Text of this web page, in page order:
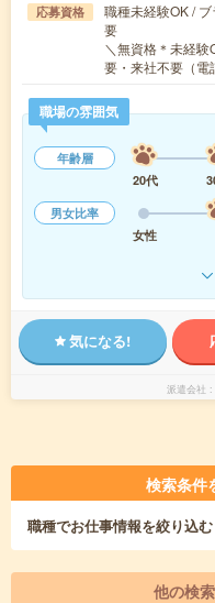
応募資格
職種未経験OK /
要
＼無資格＊未経
要・来社不要（
職場の雰囲気
年齢層
20代
男女比率
女性
気になる!
派遣会社
検索条件
職種でお仕事情報を絞り込む
他の検